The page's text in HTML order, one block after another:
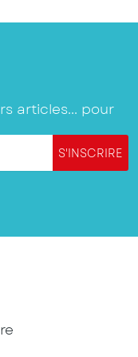
articles... pour
S'INSCRIRE